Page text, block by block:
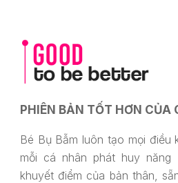
PHIÊN BẢN TỐT HƠN CỦA
Bé Bụ Bẫm luôn tạo mọi điều
mỗi cá nhân phát huy
khuyết điểm của bản thân,